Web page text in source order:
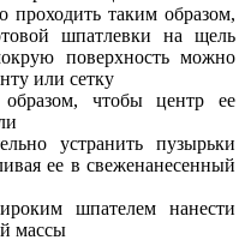
проходить таким образом,
шпатлевки на щель
поверхность можно
или сетку
чтобы центр ее
устранить пузырьки
ее в свеженанесенный
шпателем нанести
массы